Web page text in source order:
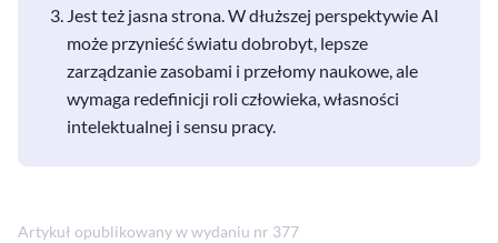
Jest też jasna strona. W dłuższej perspektywie AI
może przynieść światu dobrobyt, lepsze
zarządzanie zasobami i przełomy naukowe, ale
wymaga redefinicji roli człowieka, własności
intelektualnej i sensu pracy.
Artykuł opublikowany w wydaniu nr 377